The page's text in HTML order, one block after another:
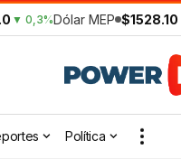
▼ 0,3%Dólar MEP $1528.10
Política